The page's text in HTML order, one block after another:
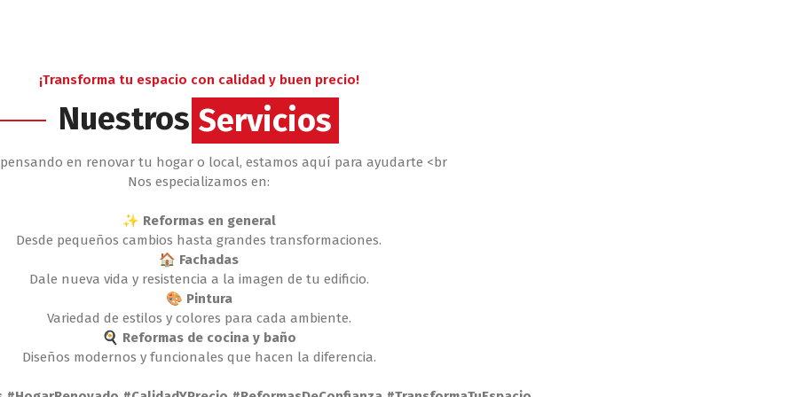
¡Transforma tu espacio con calidad y buen precio!
Nuestros Servicios
Servicios
pensando en renovar tu hogar o local, estamos aquí para ayudarte <br
Nos especializamos en:
✨ Reformas en general
Desde pequeños cambios hasta grandes transformaciones.
🏠 Fachadas
Dale nueva vida y resistencia a la imagen de tu edificio.
🎨 Pintura
Variedad de estilos y colores para cada ambiente.
🍳 Reformas de cocina y baño
Diseños modernos y funcionales que hacen la diferencia.